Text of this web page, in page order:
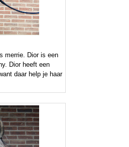
merrie. Dior is een
Dior heeft een
daar help je haar